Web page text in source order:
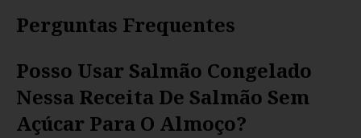
Perguntas Frequentes
Posso Usar Salmão Congelado
Nessa Receita De Salmão Sem
Açúcar Para O Almoço?